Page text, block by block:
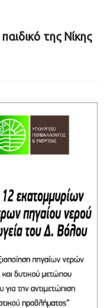
της Νίκης